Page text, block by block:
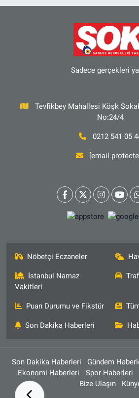
Sadece gerçekleri
Tevfikbey Mahallesi Köşk
No:24/4
0212 541 05
[email
Nöbetçi Eczaneler
İstanbul Namaz
Vakitleri
Puan Durumu ve Fikstür
Son Dakika Haberleri
Son Dakika Haberleri Gündem
Ekonomi Haberleri
Spor Haberleri
Bize Ulaşın